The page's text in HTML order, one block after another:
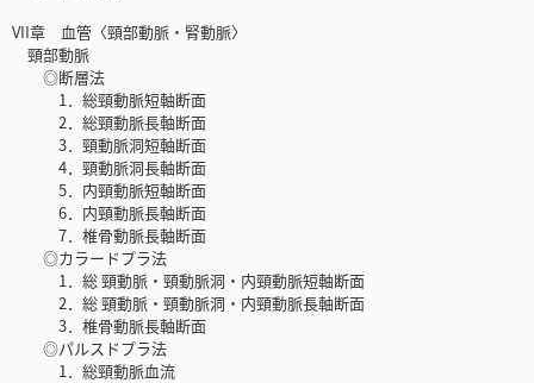
VII章 血管〈頸部動脈・腎動脈〉
頸部動脈
◎断層法
1．総頸動脈短軸断面
2．総頸動脈長軸断面
3．頸動脈洞短軸断面
4．頸動脈洞長軸断面
5．内頸動脈短軸断面
6．内頸動脈長軸断面
7．椎骨動脈長軸断面
◎カラードプラ法
1．総 頸動脈・頸動脈洞・内頸動脈短軸断面
2．総 頸動脈・頸動脈洞・内頸動脈長軸断面
3．椎骨動脈長軸断面
◎パルスドプラ法
1．総頸動脈血流